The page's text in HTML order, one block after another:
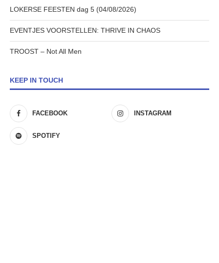
LOKERSE FEESTEN dag 5 (04/08/2026)
EVENTJES VOORSTELLEN: THRIVE IN CHAOS
TROOST – Not All Men
KEEP IN TOUCH
FACEBOOK INSTAGRAM
SPOTIFY